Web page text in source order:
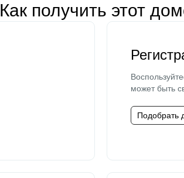
Как получить этот
может быть
Подобрать